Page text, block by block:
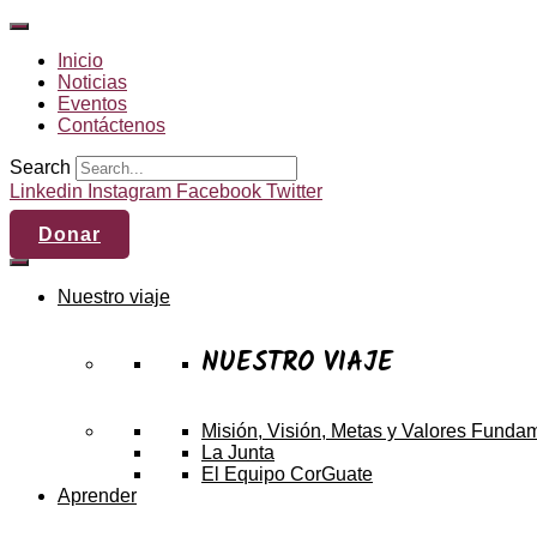
Inicio
Noticias
Eventos
Contáctenos
Search
Linkedin Instagram Facebook Twitter
Donar
Nuestro viaje
NUESTRO VIAJE
Misión, Visión, Metas y Valores
La Junta
El Equipo CorGuate
Aprender